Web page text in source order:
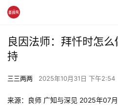
良因法师：拜忏时怎
持
三三两两 2025年10月31日 下午2:54
来源：良师 广知与深见 2025年07